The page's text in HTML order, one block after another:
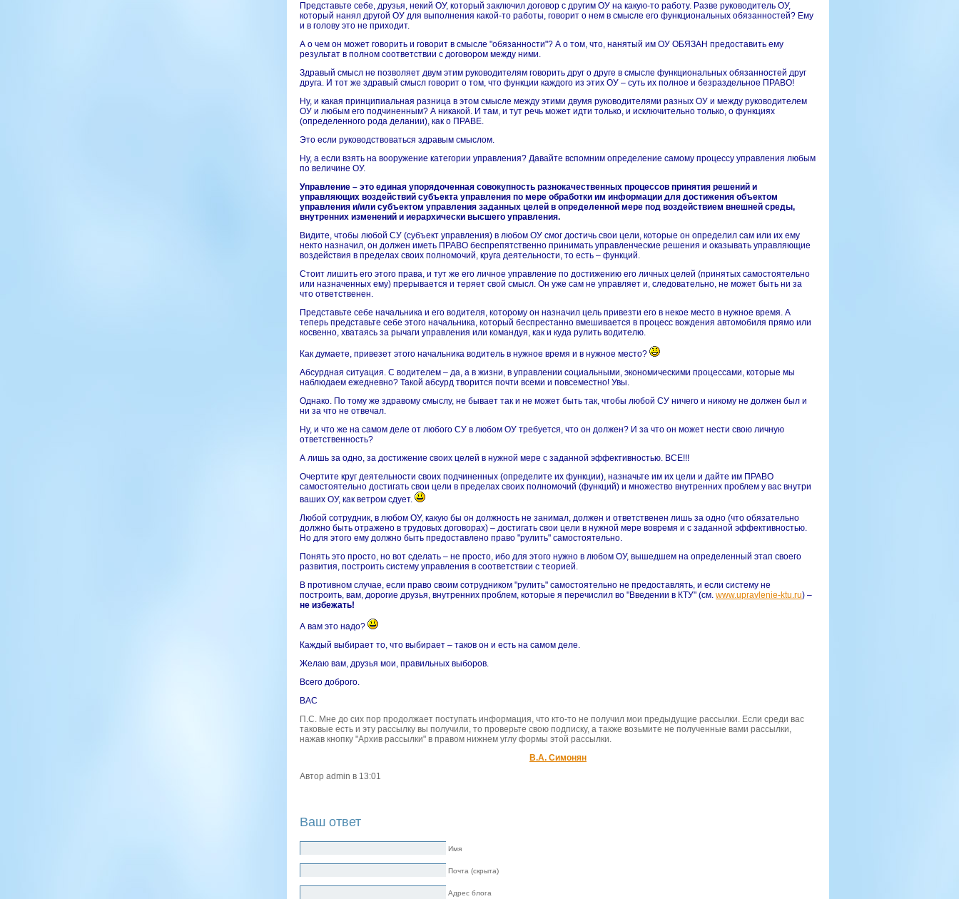
Представьте себе, друзья, некий ОУ, который заключил договор с другим ОУ на какую-то работу. Разве руководитель ОУ,
который нанял другой ОУ для выполнения какой-то работы, говорит о нем в смысле его функциональных обязанностей? Ему
и в голову это не приходит.
А о чем он может говорить и говорит в смысле "обязанности"? А о том, что, нанятый им ОУ ОБЯЗАН предоставить ему
результат в полном соответствии с договором между ними.
Здравый смысл не позволяет двум этим руководителям говорить друг о друге в смысле функциональных обязанностей друг
друга. И тот же здравый смысл говорит о том, что функции каждого из этих ОУ – суть их полное и безраздельное ПРАВО!
Ну, и какая принципиальная разница в этом смысле между этими двумя руководителями разных ОУ и между руководителем
ОУ и любым его подчиненным? А никакой. И там, и тут речь может идти только, и исключительно только, о функциях
(определенного рода делании), как о ПРАВЕ.
Это если руководствоваться здравым смыслом.
Ну, а если взять на вооружение категории управления? Давайте вспомним определение самому процессу управления любым
по величине ОУ.
Управление – это единая упорядоченная совокупность разнокачественных процессов принятия решений и
управляющих воздействий субъекта управления по мере обработки им информации для достижения объектом
управления и/или субъектом управления заданных целей в определенной мере под воздействием внешней среды,
внутренних изменений и иерархически высшего управления.
Видите, чтобы любой СУ (субъект управления) в любом ОУ смог достичь свои цели, которые он определил сам или их ему
некто назначил, он должен иметь ПРАВО беспрепятственно принимать управленческие решения и оказывать управляющие
воздействия в пределах своих полномочий, круга деятельности, то есть – функций.
Стоит лишить его этого права, и тут же его личное управление по достижению его личных целей (принятых самостоятельно
или назначенных ему) прерывается и теряет свой смысл. Он уже сам не управляет и, следовательно, не может быть ни за
что ответственен.
Представьте себе начальника и его водителя, которому он назначил цель привезти его в некое место в нужное время. А
теперь представьте себе этого начальника, который беспрестанно вмешивается в процесс вождения автомобиля прямо или
косвенно, хватаясь за рычаги управления или командуя, как и куда рулить водителю.
Как думаете, привезет этого начальника водитель в нужное время и в нужное место?
Абсурдная ситуация. С водителем – да, а в жизни, в управлении социальными, экономическими процессами, которые мы
наблюдаем ежедневно? Такой абсурд творится почти всеми и повсеместно! Увы.
Однако. По тому же здравому смыслу, не бывает так и не может быть так, чтобы любой СУ ничего и никому не должен был и
ни за что не отвечал.
Ну, и что же на самом деле от любого СУ в любом ОУ требуется, что он должен? И за что он может нести свою личную
ответственность?
А лишь за одно, за достижение своих целей в нужной мере с заданной эффективностью. ВСЕ!!!
Очертите круг деятельности своих подчиненных (определите их функции), назначьте им их цели и дайте им ПРАВО
самостоятельно достигать свои цели в пределах своих полномочий (функций) и множество внутренних проблем у вас внутри
ваших ОУ, как ветром сдует.
Любой сотрудник, в любом ОУ, какую бы он должность не занимал, должен и ответственен лишь за одно (что обязательно
должно быть отражено в трудовых договорах) – достигать свои цели в нужной мере вовремя и с заданной эффективностью.
Но для этого ему должно быть предоставлено право "рулить" самостоятельно.
Понять это просто, но вот сделать – не просто, ибо для этого нужно в любом ОУ, вышедшем на определенный этап своего
развития, построить систему управления в соответствии с теорией.
В противном случае, если право своим сотрудником "рулить" самостоятельно не предоставлять, и если систему не
построить, вам, дорогие друзья, внутренних проблем, которые я перечислил во "Введении в КТУ" (см. www.upravlenie-ktu.ru) –
не избежать!
А вам это надо?
Каждый выбирает то, что выбирает – таков он и есть на самом деле.
Желаю вам, друзья мои, правильных выборов.
Всего доброго.
ВАС
П.С. Мне до сих пор продолжает поступать информация, что кто-то не получил мои предыдущие рассылки. Если среди вас
таковые есть и эту рассылку вы получили, то проверьте свою подписку, а также возьмите не полученные вами рассылки,
нажав кнопку "Архив рассылки" в правом нижнем углу формы этой рассылки.
В.А. Симонян
Автор admin в 13:01
Ваш ответ
Имя
Почта (скрыта)
Адрес блога